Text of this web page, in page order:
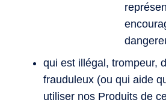
qui est illégal, trompeur,
frauduleux (ou qui aide
utiliser nos Produits de